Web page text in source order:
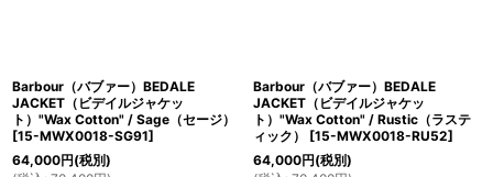
Barbour（バブァー）BEDALE
JACKET（ビデイルジャケッ
ト）"Wax Cotton" / Sage（セージ）
[15-MWX0018-SG91]
64,000円(税別)
Barbour（バブァー）BEDALE
JACKET（ビデイルジャケッ
ト）"Wax Cotton" / Rustic（ラステ
ィック）
[15-MWX0018-RU52]
64,000円(税別)